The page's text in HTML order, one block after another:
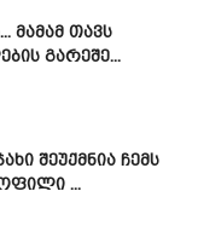
მამამ თავს
გარეშე...
შეუქმნია ჩემს
...